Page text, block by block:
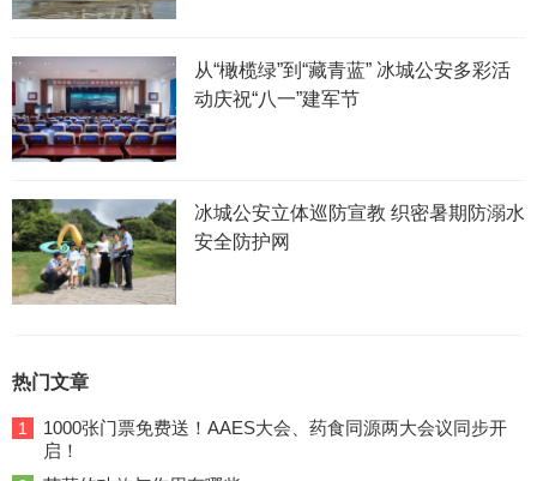
从“橄榄绿”到“藏青蓝” 冰城公安多彩活
动庆祝“八一”建军节
冰城公安立体巡防宣教 织密暑期防溺水
安全防护网
热门文章
1
1000张门票免费送！AAES大会、药食同源两大会议同步开
启！